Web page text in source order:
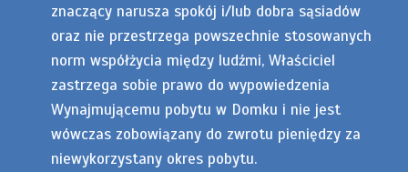
znaczący narusza spokój i/lub dobra sąsiadów
oraz nie przestrzega powszechnie stosowanych
norm współżycia między ludźmi, Właściciel
zastrzega sobie prawo do wypowiedzenia
Wynajmującemu pobytu w Domku i nie jest
wówczas zobowiązany do zwrotu pieniędzy za
niewykorzystany okres pobytu.